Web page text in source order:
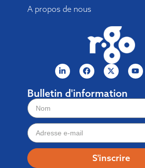
A propos de nous
Bulletin d'information
S'inscrire